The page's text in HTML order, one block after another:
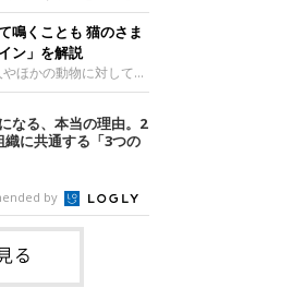
写真ギャラリー猫の鳴
、暑さと関係している
あります。 ただ、鳴
めるのは難しく、体調
重本仁先生に、猫の冷
対策を教えていただき
の効いていない部屋に
するねこのきもち投稿
寒いと感じたときに、
いていない部屋や廊下
きるように、ドアは猫
遊びやスキンシップの
がありますが、同じ家
に違いがあると感じる
ちWEB MAGAZINEで
にアンケートを実施
る相手を選んでいると
もらいました。また、
相談室の原駿太朗先生
噛みする相手を選んで
相をお聞きします。約6
甘噛みする相手を選ん
た※2026年5月実施
鳴くことも 猫のさま
ン」を解説
ほかの動物に対してあ
見える猫。しかし、実
猫も少なくありませ
出している“甘えサイ
科学大学生命環境学部
学科准教授の加隈良枝
きました。鳴くのは、
ンねこのきもち投稿写
と、子猫が親猫に対し
きに鳴き声を使いま
ャー」よりもややか細
た鳴き声になります
なる、本当の理由。2
に共通する「3つの
by
る